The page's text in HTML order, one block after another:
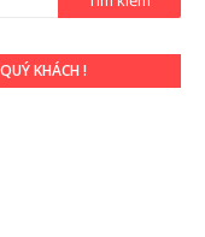
KHÁCH !